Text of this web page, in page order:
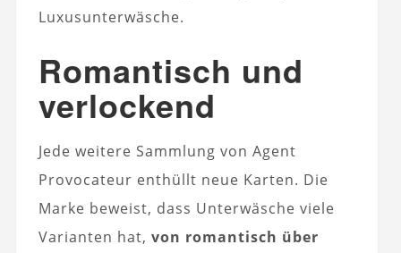
Luxusunterwäsche.
Romantisch und
verlockend
Jede weitere Sammlung von Agent
Provocateur enthüllt neue Karten. Die
Marke beweist, dass Unterwäsche viele
Varianten hat, von romantisch über